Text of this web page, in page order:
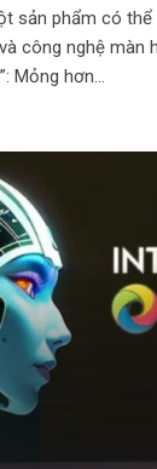
sản phẩm có
công nghệ màn
Mỏng hơn…